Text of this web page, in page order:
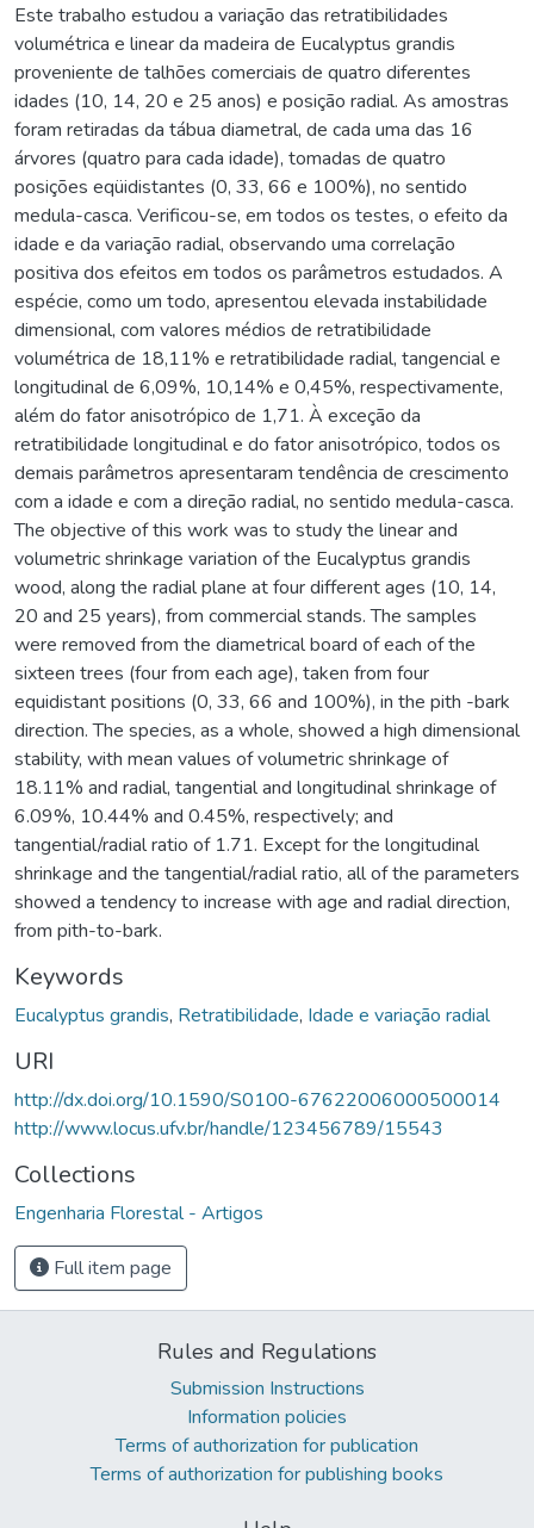
Este trabalho estudou a variação das retratibilidades
volumétrica e linear da madeira de Eucalyptus grandis
proveniente de talhões comerciais de quatro diferentes
idades (10, 14, 20 e 25 anos) e posição radial. As amostras
foram retiradas da tábua diametral, de cada uma das 16
árvores (quatro para cada idade), tomadas de quatro
posições eqüidistantes (0, 33, 66 e 100%), no sentido
medula-casca. Verificou-se, em todos os testes, o efeito da
idade e da variação radial, observando uma correlação
positiva dos efeitos em todos os parâmetros estudados. A
espécie, como um todo, apresentou elevada instabilidade
dimensional, com valores médios de retratibilidade
volumétrica de 18,11% e retratibilidade radial, tangencial e
longitudinal de 6,09%, 10,14% e 0,45%, respectivamente,
além do fator anisotrópico de 1,71. À exceção da
retratibilidade longitudinal e do fator anisotrópico, todos os
demais parâmetros apresentaram tendência de crescimento
com a idade e com a direção radial, no sentido medula-casca.
The objective of this work was to study the linear and
volumetric shrinkage variation of the Eucalyptus grandis
wood, along the radial plane at four different ages (10, 14,
20 and 25 years), from commercial stands. The samples
were removed from the diametrical board of each of the
sixteen trees (four from each age), taken from four
equidistant positions (0, 33, 66 and 100%), in the pith -bark
direction. The species, as a whole, showed a high dimensional
stability, with mean values of volumetric shrinkage of
18.11% and radial, tangential and longitudinal shrinkage of
6.09%, 10.44% and 0.45%, respectively; and
tangential/radial ratio of 1.71. Except for the longitudinal
shrinkage and the tangential/radial ratio, all of the parameters
showed a tendency to increase with age and radial direction,
from pith-to-bark.
Keywords
Eucalyptus grandis, Retratibilidade, Idade e variação radial
URI
http://dx.doi.org/10.1590/S0100-67622006000500014
http://www.locus.ufv.br/handle/123456789/15543
Collections
Engenharia Florestal - Artigos
Full item page
Rules and Regulations
Submission Instructions
Information policies
Terms of authorization for publication
Terms of authorization for publishing books